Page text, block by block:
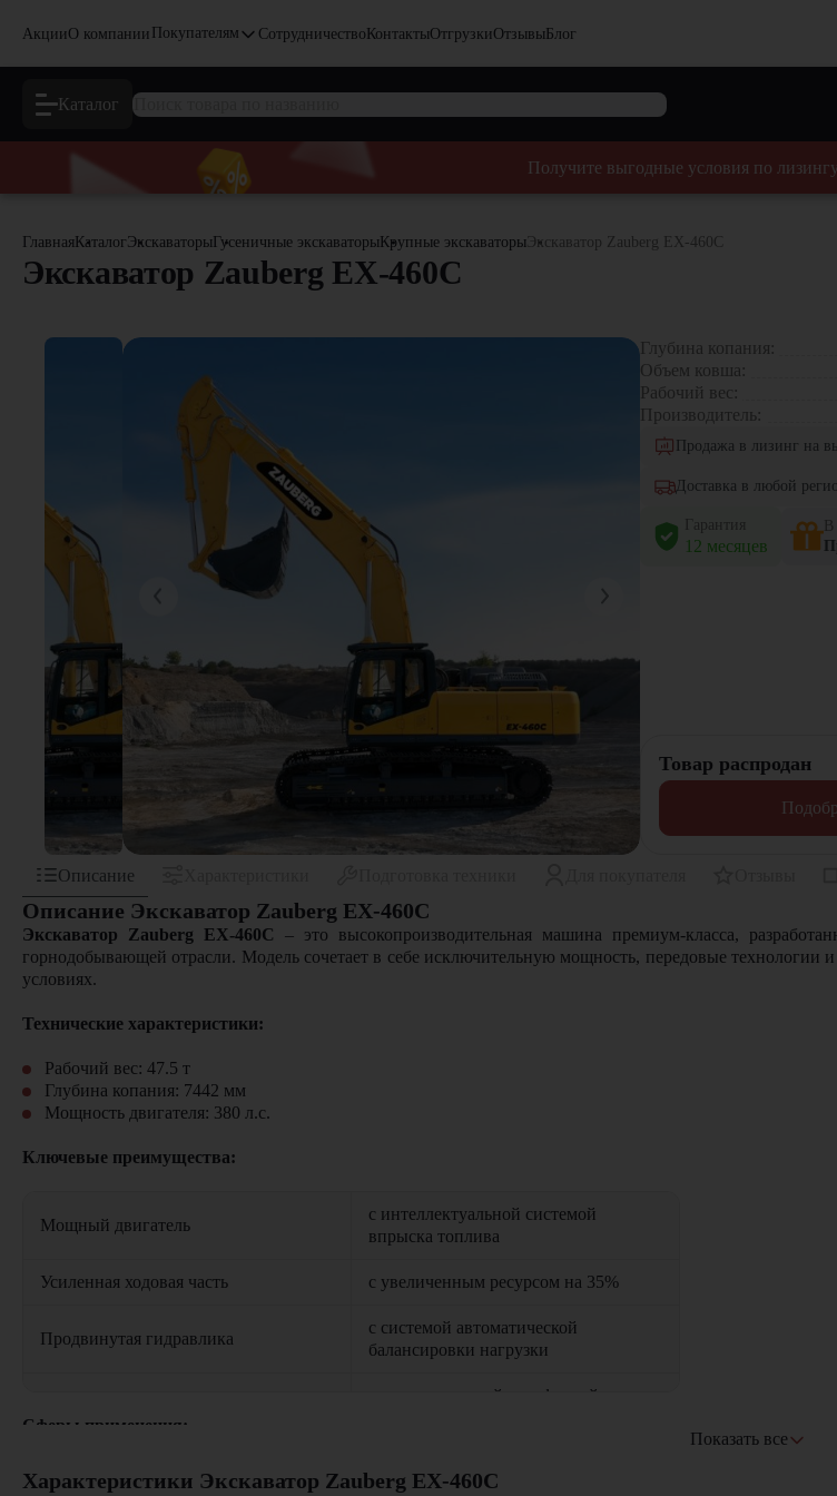
АкцииО компании Покупателям СотрудничествоКонтактыОтгрузкиОтзывыБлог
Каталог
Получите выгодные условия по лизингу
Главная КаталогЭкскаваторы Гусеничные экскаваторы Крупные экскаваторы Экскаватор Zauberg EX-460C
Экскаватор Zauberg EX-460C
Глубина копания:
Объем ковша:
Рабочий вес:
Производитель:
Продажа в лизинг на
Доставка в любой
Гарантия
12 месяцев
Товар распродан
Описание
Описание Экскаватор Zauberg EX-460C
Экскаватор Zauberg EX-460C
– это высокопроизводительная машина премиум-класса,
горнодобывающей отрасли. Модель сочетает в себе исключительную мощность, передовые
условиях.
Технические характеристики:
Рабочий вес: 47.5 т
Глубина копания: 7442 мм
Мощность двигателя: 380 л.с.
Ключевые преимущества:
Мощный двигатель
с интеллектуальной системой
впрыска топлива
Усиленная ходовая часть с увеличенным ресурсом на 35%
Продвинутая гидравлика
с системой автоматической
балансировки нагрузки
с шумоизоляцией и цифровой
Сферы применения:
Промышленное строительство (глубокие котлованы, фундаменты)
Карьерные разработки (вскрышные работы)
Показать все
Характеристики Экскаватор Zauberg EX-460C